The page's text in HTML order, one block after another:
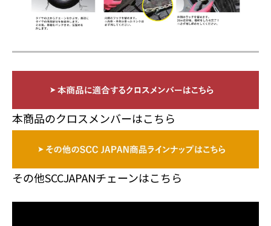
本商品のクロスメンバーはこちら
その他SCCJAPANチェーンはこちら